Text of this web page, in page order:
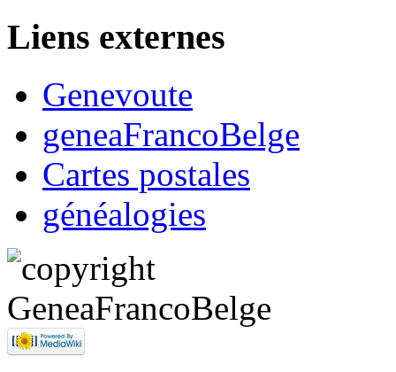
Liens externes
Genevoute
geneaFrancoBelge
Cartes postales
généalogies